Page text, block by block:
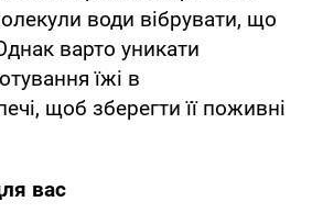
води вібрувати, що
варто уникати
їжі в
щоб зберегти її поживні
вас